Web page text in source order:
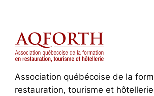
Association québécoise de la
restauration, tourisme et hôtellerie